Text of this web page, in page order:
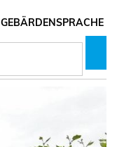
GEBÄRDENSPRACHE